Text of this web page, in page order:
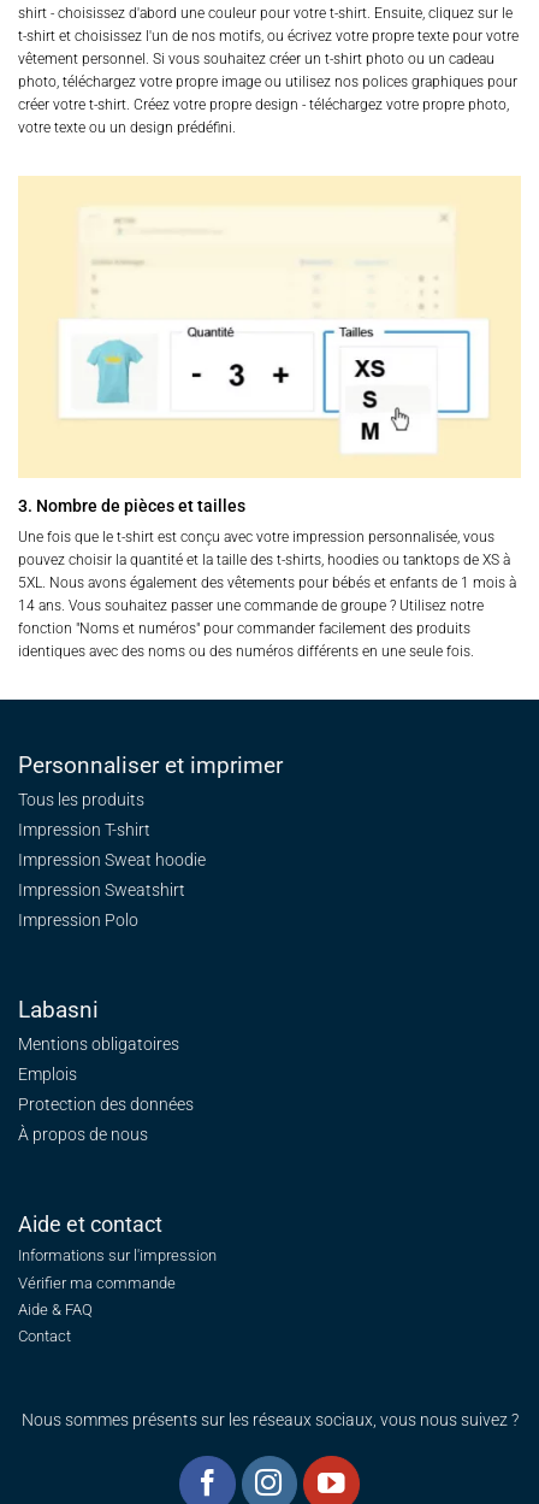
shirt - choisissez d'abord une couleur pour votre t-shirt. Ensuite, cliquez sur le
t-shirt et choisissez l'un de nos motifs, ou écrivez votre propre texte pour votre
vêtement personnel. Si vous souhaitez créer un t-shirt photo ou un cadeau
photo, téléchargez votre propre image ou utilisez nos polices graphiques pour
créer votre t-shirt. Créez votre propre design - téléchargez votre propre photo,
votre texte ou un design prédéfini.
3. Nombre de pièces et tailles
Une fois que le t-shirt est conçu avec votre impression personnalisée, vous
pouvez choisir la quantité et la taille des t-shirts, hoodies ou tanktops de XS à
5XL. Nous avons également des vêtements pour bébés et enfants de 1 mois à
14 ans. Vous souhaitez passer une commande de groupe ? Utilisez notre
fonction "Noms et numéros" pour commander facilement des produits
identiques avec des noms ou des numéros différents en une seule fois.
Personnaliser et imprimer
Tous les produits
Impression T-shirt
Impression Sweat hoodie
Impression Sweatshirt
Impression Polo
Labasni
Mentions obligatoires
Emplois
Protection des données
À propos de nous
Aide et contact
Informations sur l'impression
Vérifier ma commande
Aide & FAQ
Contact
Nous sommes présents sur les réseaux sociaux, vous nous suivez ?